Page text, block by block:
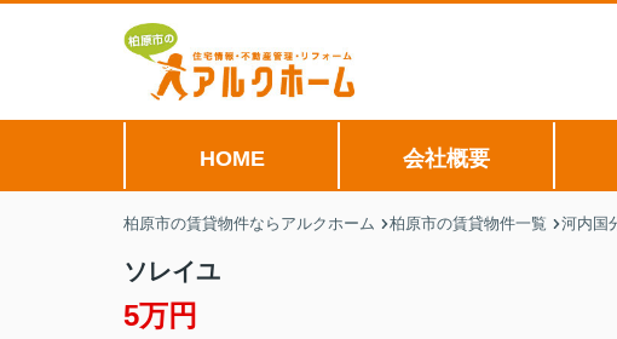
HOME 会社概要
柏原市の賃貸物件ならアルクホーム 柏原市の賃貸物件一覧 河内国
ソレイユ
5万円